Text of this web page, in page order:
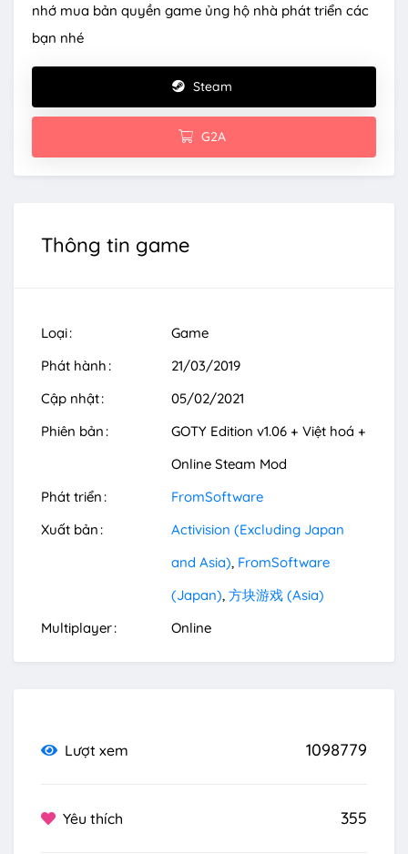
nhớ mua bản quyền game ủng hộ nhà phát triển các
bạn nhé
Steam
G2A
Thông tin game
Loại
Game
Phát hành
21/03/2019
Cập nhật
05/02/2021
Phiên bản
GOTY Edition v1.06 + Việt hoá +
Online Steam Mod
Phát triển
FromSoftware
Xuất bản
Activision (Excluding Japan
and Asia) FromSoftware
(Japan) 方块游戏 (Asia)
Multiplayer
Online
Lượt xem 1098779
Yêu thích 355